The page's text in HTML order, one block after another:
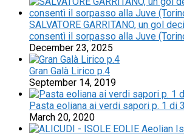
SALVATORE GARRITANO, un gol
consentì il sorpasso alla Juve
December 23, 2025
Gran Galà Lirico p.4
September 14, 2019
Pasta eoliana ai verdi sapori p. 1 di 3
March 20, 2020